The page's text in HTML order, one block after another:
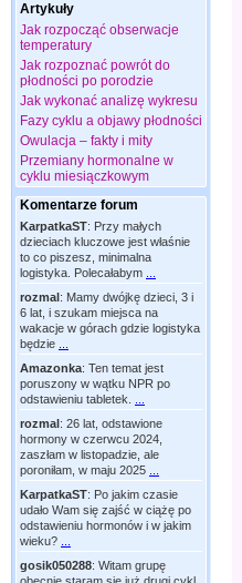
Artykuły
Jak rozpocząć obserwacje
temperatury
Jak rozpoznać powrót do
płodności po porodzie
Jak wykonać analizę wykresu
Fazy cyklu a objawy płodności
Owulacja – fakty i mity
Przemiany hormonalne w
cyklu miesiączkowym
Komentarze forum
KarpatkaST: Przy małych
dzieciach kluczowe jest właśnie
to co piszesz, minimalna
logistyka. Polecałabym
rozmal: Mamy dwójkę dzieci, 3 i
6 lat, i szukam miejsca na
wakacje w górach gdzie logistyka
będzie
Amazonka: Ten temat jest
poruszony w wątku NPR po
odstawieniu tabletek.
rozmal: 26 lat, odstawione
hormony w czerwcu 2024,
zaszłam w listopadzie, ale
poroniłam, w maju 2025
KarpatkaST: Po jakim czasie
udało Wam się zajść w ciążę po
odstawieniu hormonów i w jakim
wieku?
gosik050288: Witam grupę